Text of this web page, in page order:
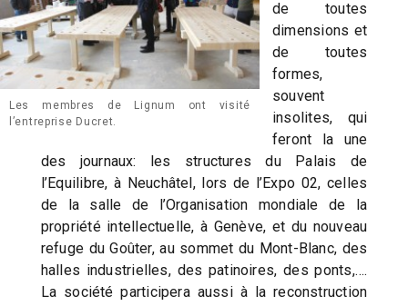
Les membres de Lignum ont visité
l’entreprise Ducret.
de toutes
dimensions et
de toutes
formes,
souvent
insolites, qui
feront la une
des journaux: les structures du Palais de
l’Equilibre, à Neuchâtel, lors de l’Expo 02, celles
de la salle de l’Organisation mondiale de la
propriété intellectuelle, à Genève, et du nouveau
refuge du Goûter, au sommet du Mont-Blanc, des
halles industrielles, des patinoires, des ponts,….
La société participera aussi à la reconstruction